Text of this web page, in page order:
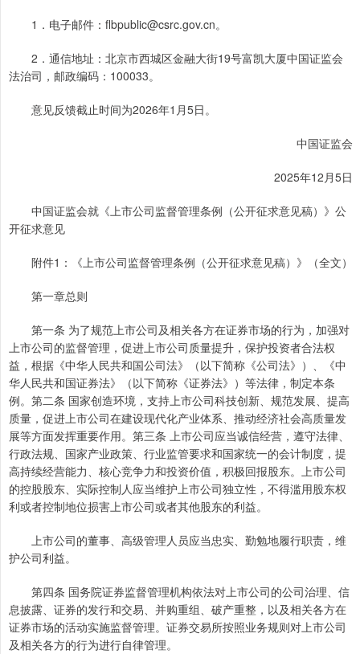
1．电子邮件：flbpublic@csrc.gov.cn。
2．通信地址：北京市西城区金融大街19号富凯大厦中国证监会
法治司，邮政编码：100033。
意见反馈截止时间为2026年1月5日。
中国证监会
2025年12月5日
中国证监会就《上市公司监督管理条例（公开征求意见稿）》公
开征求意见
附件1：《上市公司监督管理条例（公开征求意见稿）》（全文）
第一章总则
第一条 为了规范上市公司及相关各方在证券市场的行为，加强对
上市公司的监督管理，促进上市公司质量提升，保护投资者合法权
益，根据《中华人民共和国公司法》（以下简称《公司法》）、《中
华人民共和国证券法》（以下简称《证券法》）等法律，制定本条
例。第二条 国家创造环境，支持上市公司科技创新、规范发展、提高
质量，促进上市公司在建设现代化产业体系、推动经济社会高质量发
展等方面发挥重要作用。第三条 上市公司应当诚信经营，遵守法律、
行政法规、国家产业政策、行业监管要求和国家统一的会计制度，提
高持续经营能力、核心竞争力和投资价值，积极回报股东。上市公司
的控股股东、实际控制人应当维护上市公司独立性，不得滥用股东权
利或者控制地位损害上市公司或者其他股东的利益。
上市公司的董事、高级管理人员应当忠实、勤勉地履行职责，维
护公司利益。
第四条 国务院证券监督管理机构依法对上市公司的公司治理、信
息披露、证券的发行和交易、并购重组、破产重整，以及相关各方在
证券市场的活动实施监督管理。证券交易所按照业务规则对上市公司
及相关各方的行为进行自律管理。